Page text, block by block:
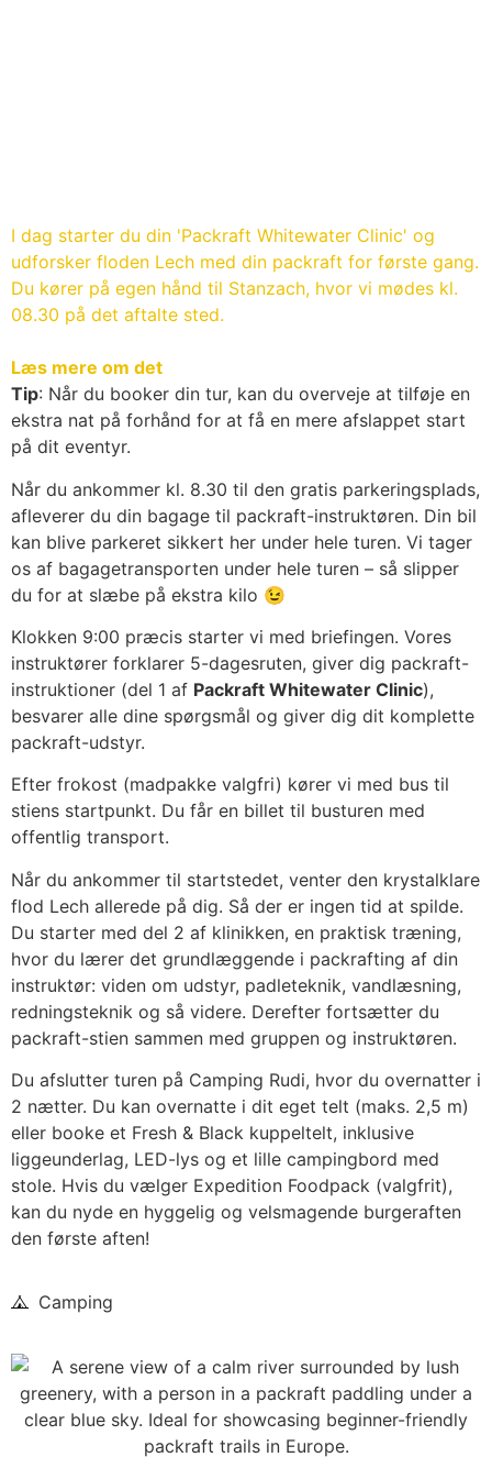
I dag starter du din 'Packraft Whitewater Clinic' og
udforsker floden Lech med din packraft for første gang.
Du kører på egen hånd til Stanzach, hvor vi mødes kl.
08.30 på det aftalte sted.
Læs mere om det
Tip: Når du booker din tur, kan du overveje at tilføje en
ekstra nat på forhånd for at få en mere afslappet start
på dit eventyr.
Når du ankommer kl. 8.30 til den gratis parkeringsplads,
afleverer du din bagage til packraft-instruktøren. Din bil
kan blive parkeret sikkert her under hele turen. Vi tager
os af bagagetransporten under hele turen – så slipper
du for at slæbe på ekstra kilo 😉
Klokken 9:00 præcis starter vi med briefingen. Vores
instruktører forklarer 5-dagesruten, giver dig packraft-
instruktioner (del 1 af Packraft Whitewater Clinic),
besvarer alle dine spørgsmål og giver dig dit komplette
packraft-udstyr.
Efter frokost (madpakke valgfri) kører vi med bus til
stiens startpunkt. Du får en billet til busturen med
offentlig transport.
Når du ankommer til startstedet, venter den krystalklare
flod Lech allerede på dig. Så der er ingen tid at spilde.
Du starter med del 2 af klinikken, en praktisk træning,
hvor du lærer det grundlæggende i packrafting af din
instruktør: viden om udstyr, padleteknik, vandlæsning,
redningsteknik og så videre. Derefter fortsætter du
packraft-stien sammen med gruppen og instruktøren.
Du afslutter turen på Camping Rudi, hvor du overnatter i
2 nætter. Du kan overnatte i dit eget telt (maks. 2,5 m)
eller booke et Fresh & Black kuppeltelt, inklusive
liggeunderlag, LED-lys og et lille campingbord med
stole. Hvis du vælger Expedition Foodpack (valgfrit),
kan du nyde en hyggelig og velsmagende burgeraften
den første aften!
Camping